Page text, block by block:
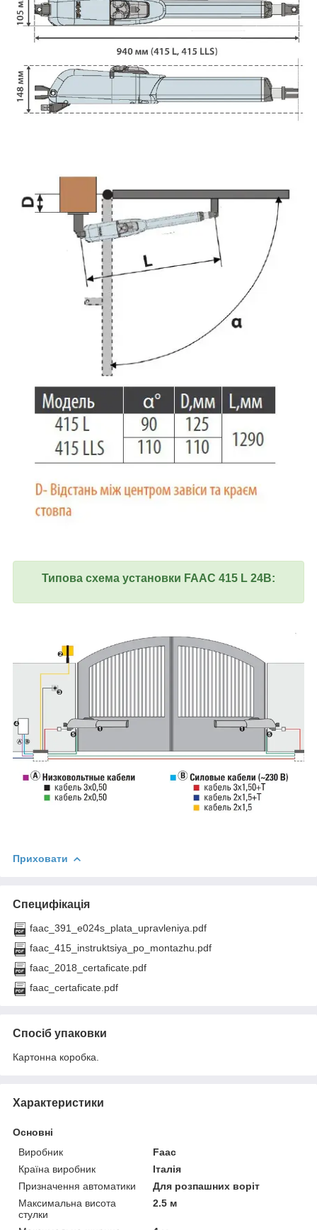
Типова схема установки FAAC 415 L 24В:
Приховати
Специфікація
faac_391_e024s_plata_upravleniya.pdf
faac_415_instruktsiya_po_montazhu.pdf
faac_2018_certaficate.pdf
faac_certaficate.pdf
Спосіб упаковки
Картонна коробка.
Характеристики
Основні
Виробник
Faac
Країна виробник
Італія
Призначення автоматики
Для розпашних воріт
Максимальна висота
стулки
2.5 м